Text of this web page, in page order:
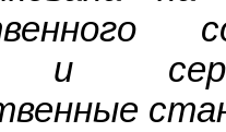
и